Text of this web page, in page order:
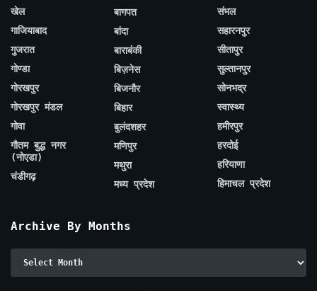
खेल
गाजियाबाद
गुजरात
गोण्डा
गोरखपुर
गोरखपुर मंडल
गोवा
गौतम बुद्ध नगर
(नोएडा)
चंडीगढ़
बागपत
बांदा
बाराबंकी
बिज़नेस
बिजनौर
बिहार
बुलंदशहर
मणिपुर
मथुरा
मध्य प्रदेश
संभल
सहारनपुर
सीतापुर
सुल्तानपुर
सोनभद्र
स्वास्थ्य
हमीरपुर
हरदोई
हरियाणा
हिमाचल प्रदेश
Archive By Months